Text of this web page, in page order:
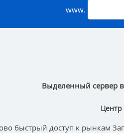
www.
Выделенный сервер
быстрый доступ к рынкам